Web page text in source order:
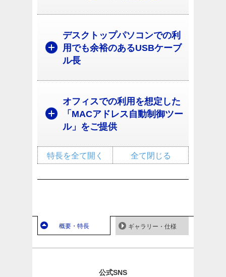
デスクトップパソコンでの利
用でも余裕のあるUSBケーブ
ル長
オフィスでの利用を想定した
「MACアドレス自動制御ツー
ル」をご提供
全て閉じる
特長を全て開く
概要・特長 ギャラリー・仕様
公式SNS